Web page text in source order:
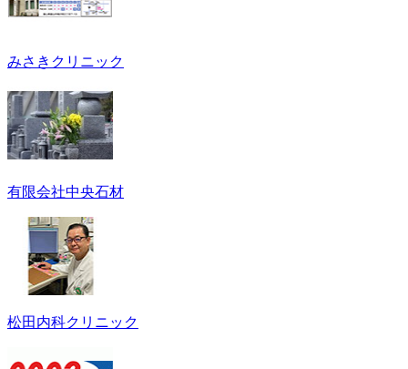
みさきクリニック
有限会社中央石材
松田内科クリニック